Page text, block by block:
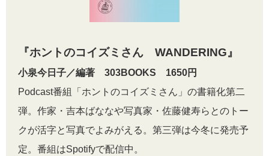
『ホントのコイズミさん WANDERING』
小泉今日子／編著 303BOOKS 1650円
Podcast番組「ホントのコイズミさん」の書籍化第二
弾。作家・吉本ばななや写真家・佐藤健寿らとのトー
クが活字と写真でよみがえる。第三弾は今冬に発売予
定。番組はSpotifyで配信中。